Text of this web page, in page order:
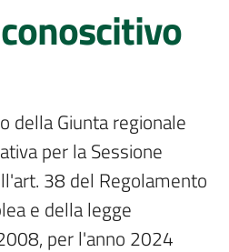
della Giunta regionale
per la Sessione
38 del Regolamento
e della legge
per l'anno 2024